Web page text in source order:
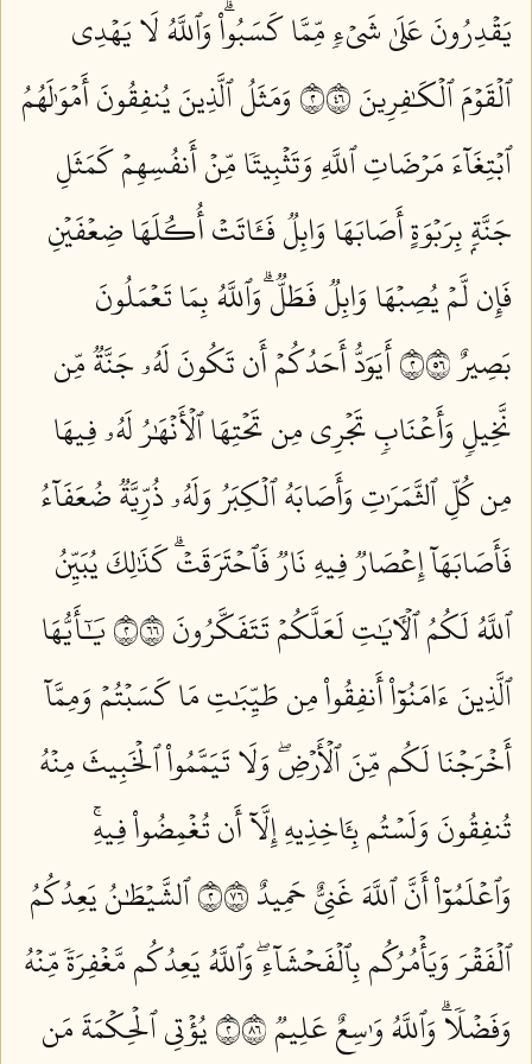
يَقۡدِرُونَ عَلَىٰ شَيۡءٖ مِّمَّا كَسَبُواْۗ وَٱللَّهُ لَا يَهۡدِي
ٱلۡقَوۡمَ ٱلۡكَٰفِرِينَ ٢٦٤
وَمَثَلُ ٱلَّذِينَ يُنفِقُونَ أَمۡوَٰلَهُمُ
ٱبۡتِغَآءَ مَرۡضَاتِ ٱللَّهِ وَتَثۡبِيتٗا مِّنۡ أَنفُسِهِمۡ كَمَثَلِ
جَنَّةِۭ بِرَبۡوَةٍ أَصَابَهَا وَابِلٞ فَـَٔاتَتۡ أُكُلَهَا ضِعۡفَيۡنِ
فَإِن لَّمۡ يُصِبۡهَا وَابِلٞ فَطَلّٞۗ وَٱللَّهُ بِمَا تَعۡمَلُونَ
بَصِيرٌ ٢٦٥
أَيَوَدُّ أَحَدُكُمۡ أَن تَكُونَ لَهُۥ جَنَّةٞ مِّن
نَّخِيلٖ وَأَعۡنَابٖ تَجۡرِي مِن تَحۡتِهَا ٱلۡأَنۡهَٰرُ لَهُۥ فِيهَا
مِن كُلِّ ٱلثَّمَرَٰتِ وَأَصَابَهُ ٱلۡكِبَرُ وَلَهُۥ ذُرِّيَّةٞ ضُعَفَآءُ
فَأَصَابَهَآ إِعۡصَارٞ فِيهِ نَارٞ فَٱحۡتَرَقَتۡۗ كَذَٰلِكَ يُبَيِّنُ
ٱللَّهُ لَكُمُ ٱلۡأٓيَٰتِ لَعَلَّكُمۡ تَتَفَكَّرُونَ ٢٦٦
يَٰٓأَيُّهَا
ٱلَّذِينَ ءَامَنُوٓاْ أَنفِقُواْ مِن طَيِّبَٰتِ مَا كَسَبۡتُمۡ وَمِمَّآ
أَخۡرَجۡنَا لَكُم مِّنَ ٱلۡأَرۡضِۖ وَلَا تَيَمَّمُواْ ٱلۡخَبِيثَ مِنۡهُ
تُنفِقُونَ وَلَسۡتُم بِـَٔاخِذِيهِ إِلَّآ أَن تُغۡمِضُواْ فِيهِۚ
وَٱعۡلَمُوٓاْ أَنَّ ٱللَّهَ غَنِيٌّ حَمِيدٌ ٢٦٧
ٱلشَّيۡطَٰنُ يَعِدُكُمُ
ٱلۡفَقۡرَ وَيَأۡمُرُكُم بِٱلۡفَحۡشَآءِۖ وَٱللَّهُ يَعِدُكُم مَّغۡفِرَةٗ مِّنۡهُ
وَفَضۡلٗاۗ وَٱللَّهُ وَٰسِعٌ عَلِيمٞ ٢٦٨
يُؤۡتِي ٱلۡحِكۡمَةَ مَن